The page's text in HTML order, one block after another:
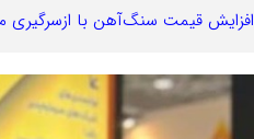
افزایش قیمت سنگ‌آهن با